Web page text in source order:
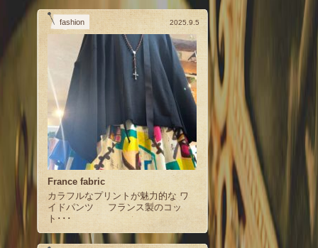
fashion 2025.9.5
France fabric
カラフルなプリントが魅力的な ワ
イドパンツ フランス製のコッ
ト･･･